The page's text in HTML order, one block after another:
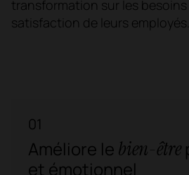
transformation sur les
satisfaction de leurs employés.
01
Améliore le bien-être
et émotionnel